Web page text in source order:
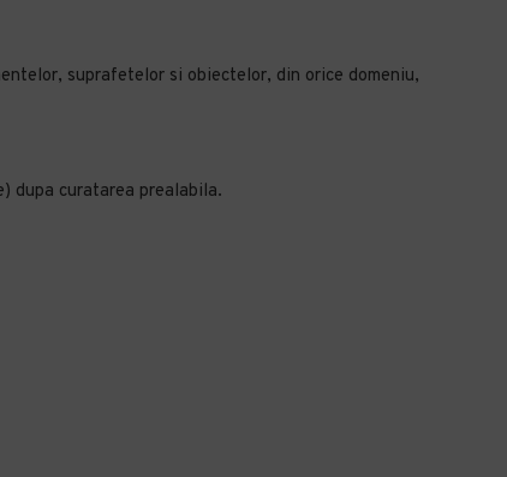
suprafetelor si obiectelor, din orice domeniu,
dupa curatarea prealabila.